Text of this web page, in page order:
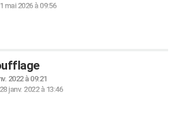
mai 2026 à 09:56
2022 à 09:21
28 janv. 2022 à 13:46